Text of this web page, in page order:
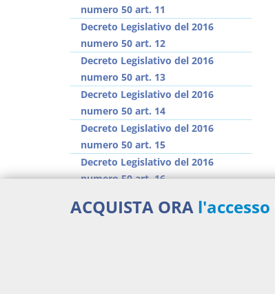
numero 50 art. 11
Decreto Legislativo del 2016
numero 50 art. 12
Decreto Legislativo del 2016
numero 50 art. 13
Decreto Legislativo del 2016
numero 50 art. 14
Decreto Legislativo del 2016
numero 50 art. 15
Decreto Legislativo del 2016
numero 50 art. 16
numero 50 art. 17
ACQUISTA ORA l'accesso